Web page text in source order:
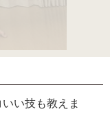
い技も教えま